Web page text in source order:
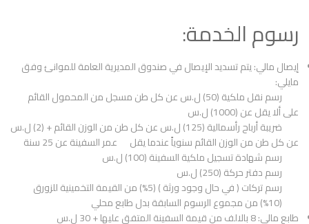
رسوم الخدمة:
إيصال مالي: يتم تسديد الإيصال في صندوق المديرية العامة للموانئ وفق
مايلي:
رسم نقل ملكية (50) ل.س عن كل طن مسجل من المحمول القائم
على ألا يقل عن (1000) ل.س
ضريبة أرباح رأسمالية (125) ل.س عن كل طن من الوزن القائم + (2) ل.س
عن كل طن من الوزن القائم سنوياً عندما يقل عمر السفينة عن 25 سنة
رسم شهادة تسجيل ملكية السفينة (100) ل.س
رسم دفتر حركة (250) ل.س
رسم تركات ( في حال وجود ورثة ) (5%) من القيمة التخمينية للزورق
(%10) من مجموع الرسوم السابقة بدل طابع محلي
طابع مالي: 8 بالالف من قيمة السفينة المتفق عليها + 30 ل.س